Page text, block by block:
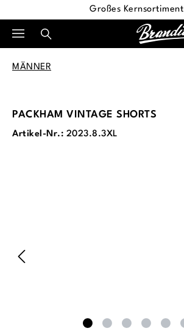
Großes Kernsortiment
MÄNNER
PACKHAM VINTAGE SHORTS
Artikel-Nr.: 2023.8.3XL